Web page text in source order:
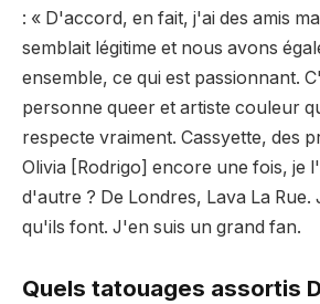
: « D'accord, en fait, j'ai des amis
semblait légitime et nous avons
ensemble, ce qui est passionnant.
personne queer et artiste couleur
respecte vraiment. Cassyette, des
Olivia [Rodrigo] encore une fois, je
d'autre ? De Londres, Lava La Rue.
qu'ils font. J'en suis un grand fan.
Quels tatouages ​​assortis